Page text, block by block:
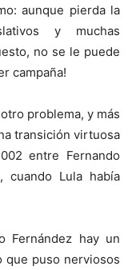
aunque pierda la
y muchas
no se le puede
campaña!
problema, y más
transición virtuosa
entre Fernando
cuando Lula había
Fernández hay un
que puso nerviosos